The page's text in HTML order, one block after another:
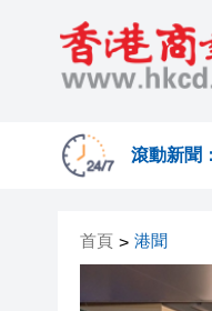
滾動新聞：
首頁 > 港聞